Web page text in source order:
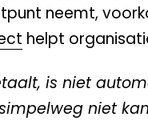
neemt,
helpt
is niet
niet